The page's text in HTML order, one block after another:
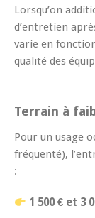
Lorsqu’on
d’entretien
varie en
qualité des
Terrain à
Pour un usage
fréquenté),
:
1 500 € et 3